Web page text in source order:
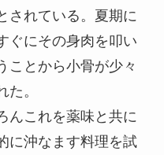
されている。夏期に
ぐにその身肉を叩い
ことから小骨が少々
。
んこれを薬味と共に
に沖なます料理を試